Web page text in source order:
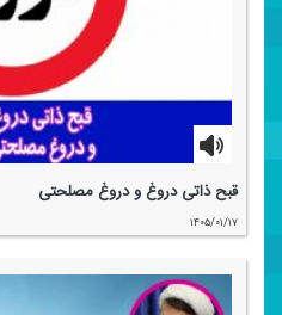
قبح ذاتی دروغ و دروغ مصلحتی
۱۴۰۵/۰۱/۱۷